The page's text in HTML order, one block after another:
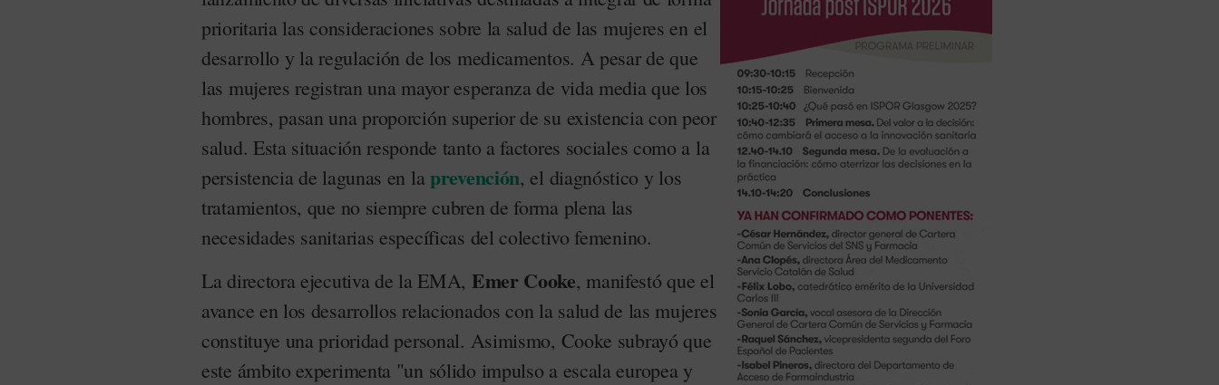
prioritaria las consideraciones sobre la salud de las mujeres en el
desarrollo y la regulación de los medicamentos. A pesar de que
las mujeres registran una mayor esperanza de vida media que los
hombres, pasan una proporción superior de su existencia con peor
salud. Esta situación responde tanto a factores sociales como a la
persistencia de lagunas en la prevención, el diagnóstico y los
tratamientos, que no siempre cubren de forma plena las
necesidades sanitarias específicas del colectivo femenino.
La directora ejecutiva de la EMA, Emer Cooke, manifestó que el
avance en los desarrollos relacionados con la salud de las mujeres
constituye una prioridad personal. Asimismo, Cooke subrayó que
este ámbito experimenta "un sólido impulso a escala europea y